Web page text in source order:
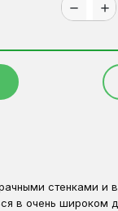
remove add
стенками и
в очень широком